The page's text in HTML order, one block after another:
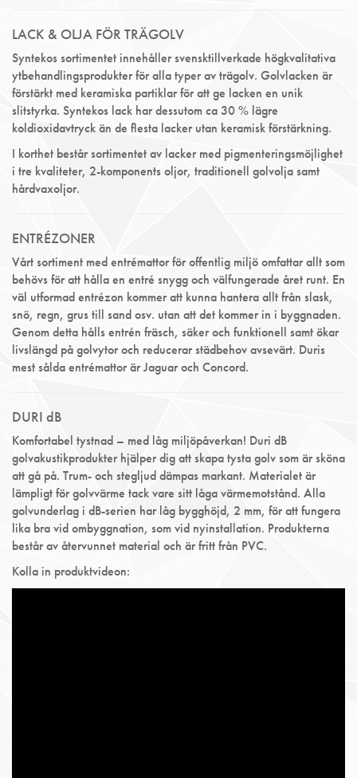
LACK & OLJA FÖR TRÄGOLV
Syntekos sortimentet innehåller svensktillverkade högkvalitativa
ytbehandlingsprodukter för alla typer av trägolv. Golvlacken är
förstärkt med keramiska partiklar för att ge lacken en unik
slitstyrka. Syntekos lack har dessutom ca 30 % lägre
koldioxidavtryck än de flesta lacker utan keramisk förstärkning.
I korthet består sortimentet av lacker med pigmenteringsmöjlighet
i tre kvaliteter, 2-komponents oljor, traditionell golvolja samt
hårdvaxoljor.
ENTRÉZONER
Vårt sortiment med entrémattor för offentlig miljö omfattar allt som
behövs för att hålla en entré snygg och välfungerade året runt. En
väl utformad entrézon kommer att kunna hantera allt från slask,
snö, regn, grus till sand osv. utan att det kommer in i byggnaden.
Genom detta hålls entrén fräsch, säker och funktionell samt ökar
livslängd på golvytor och reducerar städbehov avsevärt. Duris
mest sålda entrémattor är Jaguar och Concord.
DURI dB
Komfortabel tystnad – med låg miljöpåverkan! Duri dB
golvakustikprodukter hjälper dig att skapa tysta golv som är sköna
att gå på. Trum- och stegljud dämpas markant. Materialet är
lämpligt för golvvärme tack vare sitt låga värmemotstånd. Alla
golvunderlag i dB-serien har låg bygghöjd, 2 mm, för att fungera
lika bra vid ombyggnation, som vid nyinstallation. Produkterna
består av återvunnet material och är fritt från PVC.
Kolla in produktvideon: